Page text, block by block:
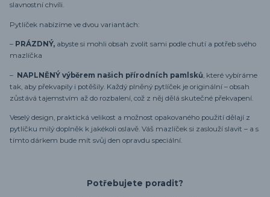
slavnostní chvíli.
Pytlíček nabízíme ve dvou variantách:
– PRÁZDNÝ, abyste si mohli obsah zvolit sami podle chutí a potřeb svého
mazlíčka
– NAPLNĚNÝ výběrem našich přírodních pamlsků, které vybíráme
tak, aby překvapily i potěšily. Každý plněný pytlíček je originální – obsah
zůstává tajemstvím až do rozbalení, což z něj dělá skutečné překvapení.
Veselý design, praktická velikost a možnost opakovaného použití dělají z
pytlíčku milý doplněk k jakékoli oslavě. Váš mazlíček si zaslouží slavit – a s
tímto dárkem bude mít svůj den opravdu speciální.
Potřebujete poradit?